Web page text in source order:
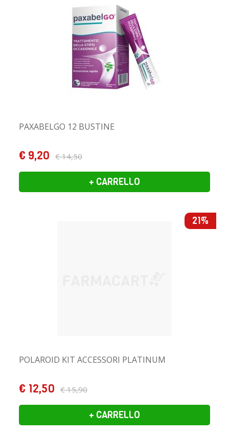
PAXABELGO 12 BUSTINE
€ 9,20 € 14,50
+ CARRELLO
21%
POLAROID KIT ACCESSORI PLATINUM
€ 12,50 € 15,90
+ CARRELLO